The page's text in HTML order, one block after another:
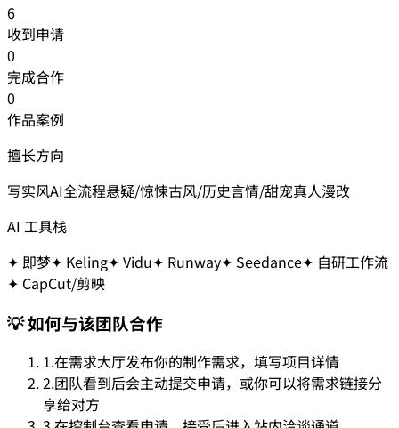
6
收到申请
0
完成合作
0
作品案例
擅长方向
写实风AI全流程悬疑/惊悚古风/历史言情/甜宠真人漫改
AI 工具栈
✦ 即梦✦ Keling✦ Vidu✦ Runway✦ Seedance✦ 自研工作流
✦ CapCut/剪映
💡 如何与该团队合作
1.在需求大厅发布你的制作需求，填写项目详情
2.团队看到后会主动提交申请，或你可以将需求链接分
享给对方